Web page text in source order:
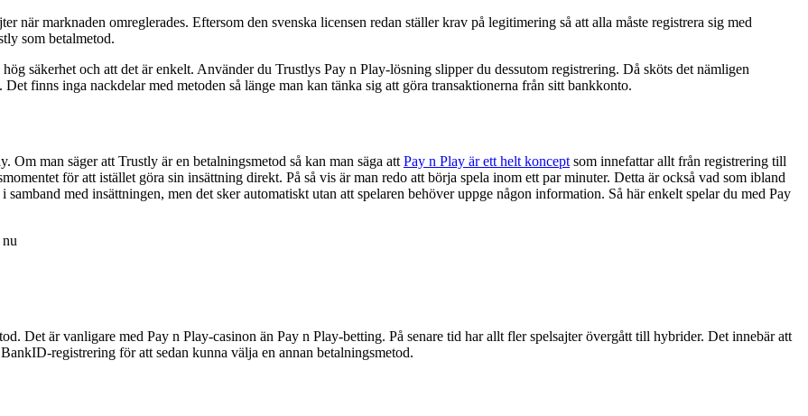
när marknaden omreglerades. Eftersom den svenska licensen redan ställer krav på legitimering så att alla måste registrera sig med
som betalmetod.
säkerhet och att det är enkelt. Använder du Trustlys Pay n Play-lösning slipper du dessutom registrering. Då sköts det nämligen
finns inga nackdelar med metoden så länge man kan tänka sig att göra transaktionerna från sitt bankkonto.
man säger att Trustly är en betalningsmetod så kan man säga att Pay n Play är ett helt koncept som innefattar allt från registrering till
för att istället göra sin insättning direkt. På så vis är man redo att börja spela inom ett par minuter. Detta är också vad som ibland
med insättningen, men det sker automatiskt utan att spelaren behöver uppge någon information. Så här enkelt spelar du med Pay
Det är vanligare med Pay n Play-casinon än Pay n Play-betting. På senare tid har allt fler spelsajter övergått till hybrider. Det innebär att
registrering för att sedan kunna välja en annan betalningsmetod.